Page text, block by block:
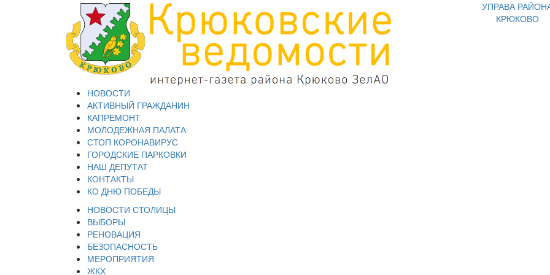
УПРАВА
КРЮКОВО
НОВОСТИ
АКТИВНЫЙ ГРАЖДАНИН
КАПРЕМОНТ
МОЛОДЕЖНАЯ ПАЛАТА
СТОП КОРОНАВИРУС
ГОРОДСКИЕ ПАРКОВКИ
НАШ ДЕПУТАТ
КОНТАКТЫ
КО ДНЮ ПОБЕДЫ
НОВОСТИ СТОЛИЦЫ
ВЫБОРЫ
РЕНОВАЦИЯ
БЕЗОПАСНОСТЬ
МЕРОПРИЯТИЯ
ЖКХ